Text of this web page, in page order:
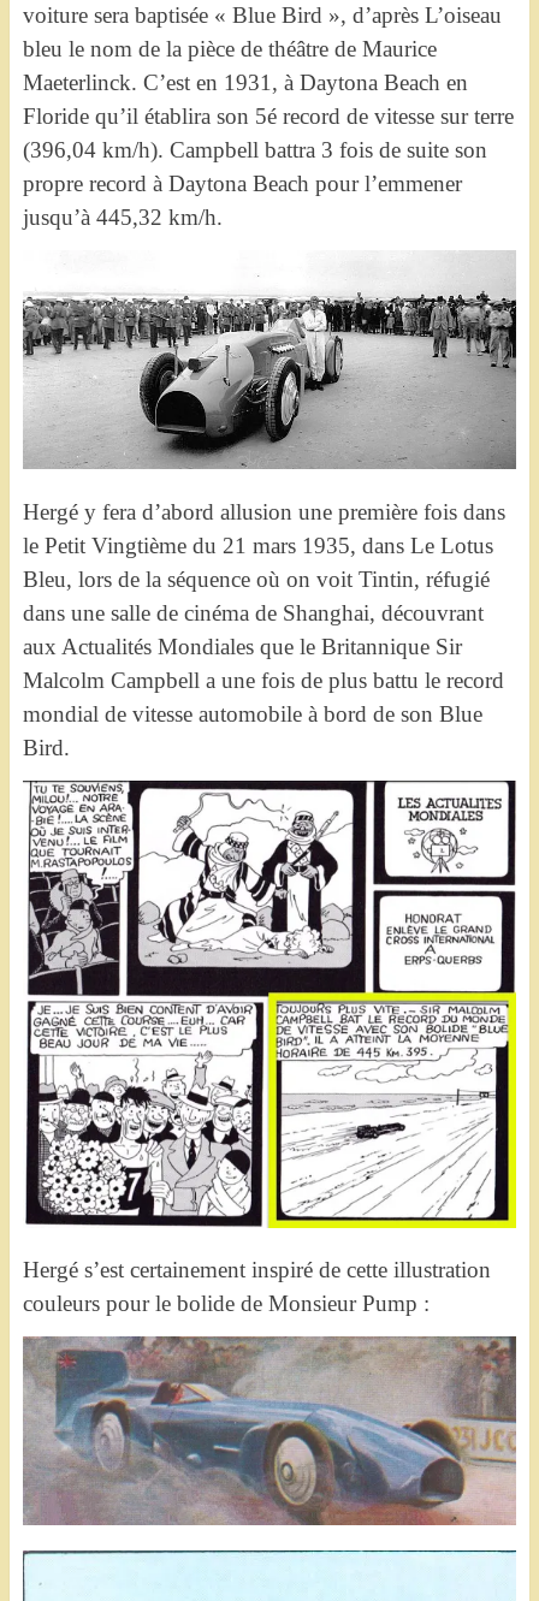
voiture sera baptisée « Blue Bird », d’après L’oiseau
bleu le nom de la pièce de théâtre de Maurice
Maeterlinck. C’est en 1931, à Daytona Beach en
Floride qu’il établira son 5é record de vitesse sur terre
(396,04 km/h). Campbell battra 3 fois de suite son
propre record à Daytona Beach pour l’emmener
jusqu’à 445,32 km/h.
Hergé y fera d’abord allusion une première fois dans
le Petit Vingtième du 21 mars 1935, dans Le Lotus
Bleu, lors de la séquence où on voit Tintin, réfugié
dans une salle de cinéma de Shanghai, découvrant
aux Actualités Mondiales que le Britannique Sir
Malcolm Campbell a une fois de plus battu le record
mondial de vitesse automobile à bord de son Blue
Bird.
Hergé s’est certainement inspiré de cette illustration
couleurs pour le bolide de Monsieur Pump :